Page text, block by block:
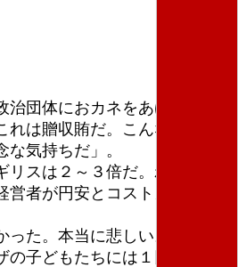
団体におカネをあげること
は贈収賄だ。こんなことが
気持ちだ」。
スは２～３倍だ。われわれ
者が円安とコストカットで
た。本当に悲しい。日本政
子どもたちには１円も短期